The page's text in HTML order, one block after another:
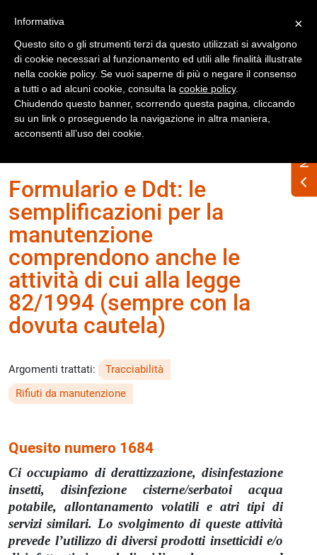
Accedi
Home
Numero Rifiuti n. 342 ottobre 2025
Quesiti
Formulario e Ddt: le
semplificazioni per la
manutenzione
comprendono anche le
attività di cui alla legge
82/1994 (sempre con la
dovuta cautela)
Argomenti trattati:
Tracciabilità
Rifiuti da manutenzione
Quesito numero 1684
Ci occupiamo di derattizzazione, disinfestazione
insetti, disinfezione cisterne/serbatoi acqua
potabile, allontanamento volatili e atri tipi di
servizi similari. Lo svolgimento di queste attività
prevede l’utilizzo di diversi prodotti insetticidi e/o
×
Informativa
Questo sito o gli strumenti terzi da questo utilizzati si avvalgono
di cookie necessari al funzionamento ed utili alle finalità illustrate
nella cookie policy. Se vuoi saperne di più o negare il consenso
a tutti o ad alcuni cookie, consulta la cookie policy.
Chiudendo questo banner, scorrendo questa pagina, cliccando
su un link o proseguendo la navigazione in altra maniera,
acconsenti all’uso dei cookie.